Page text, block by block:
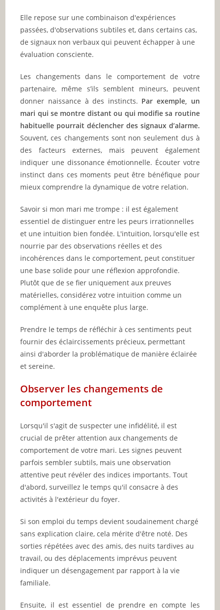
Elle repose sur une combinaison d'expériences
passées, d'observations subtiles et, dans certains cas,
de signaux non verbaux qui peuvent échapper à une
évaluation consciente.
Les changements dans le comportement de votre
partenaire, même s’ils semblent mineurs, peuvent
donner naissance à des instincts. Par exemple, un
mari qui se montre distant ou qui modifie sa routine
habituelle pourrait déclencher des signaux d’alarme.
Souvent, ces changements sont non seulement dus à
des facteurs externes, mais peuvent également
indiquer une dissonance émotionnelle. Écouter votre
instinct dans ces moments peut être bénéfique pour
mieux comprendre la dynamique de votre relation.
Savoir si mon mari me trompe : il est également
essentiel de distinguer entre les peurs irrationnelles
et une intuition bien fondée. L'intuition, lorsqu'elle est
nourrie par des observations réelles et des
incohérences dans le comportement, peut constituer
une base solide pour une réflexion approfondie.
Plutôt que de se fier uniquement aux preuves
matérielles, considérez votre intuition comme un
complément à une enquête plus large.
Prendre le temps de réfléchir à ces sentiments peut
fournir des éclaircissements précieux, permettant
ainsi d'aborder la problématique de manière éclairée
et sereine.
Observer les changements de
comportement
Lorsqu'il s'agit de suspecter une infidélité, il est
crucial de prêter attention aux changements de
comportement de votre mari. Les signes peuvent
parfois sembler subtils, mais une observation
attentive peut révéler des indices importants. Tout
d'abord, surveillez le temps qu'il consacre à des
activités à l'extérieur du foyer.
Si son emploi du temps devient soudainement chargé
sans explication claire, cela mérite d'être noté. Des
sorties répétées avec des amis, des nuits tardives au
travail, ou des déplacements imprévus peuvent
indiquer un désengagement par rapport à la vie
familiale.
Ensuite, il est essentiel de prendre en compte les